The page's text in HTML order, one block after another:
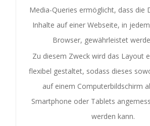
Media-Queries ermöglicht, dass die
Inhalte auf einer Webseite, in
Browser, gewährleistet
Zu diesem Zweck wird das Layout
flexibel gestaltet, sodass dieses
auf einem Computerbildschirm
Smartphone oder Tablets
werden kann.